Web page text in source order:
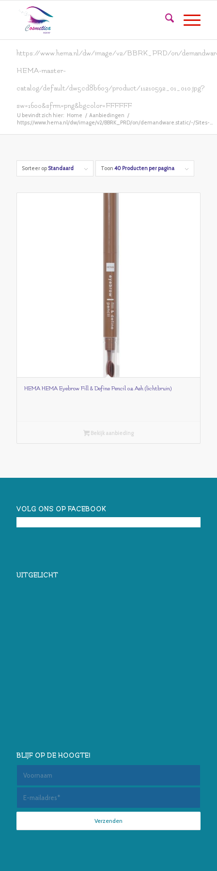
https://www.hema.nl/dw/image/v2/BBRK_PRD/on/
HEMA-master-
catalog/default/dw5cd8b603/product/11210592_01_010.jpg?
sw=1600&sfrm=png&bgcolor=FFFFFF
U bevindt zich hier: Home / Aanbiedingen /
https://www.hema.nl/dw/image/v2/BBRK_PRD/on/demandware.static/-/Sites-...
Sorteer op Standaard Toon 40 Producten per pagina
HEMA HEMA Eyebrow Fill & Define Pencil 02 Ash (lichtbruin)
Bekijk aanbieding
VOLG ONS OP FACEBOOK
UITGELICHT
BLIJF OP DE HOOGTE!